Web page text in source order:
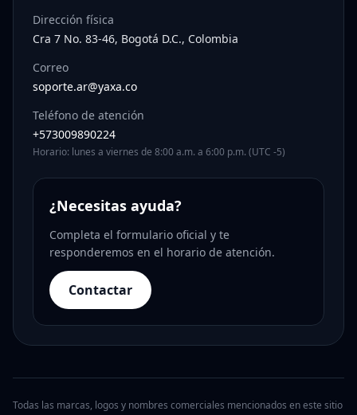
Dirección física
Cra 7 No. 83-46, Bogotá D.C., Colombia
Correo
soporte.ar@yaxa.co
Teléfono de atención
+573009890224
Horario: lunes a viernes de 8:00 a.m. a 6:00 p.m. (UTC -5)
¿Necesitas ayuda?
Completa el formulario oficial y te
responderemos en el horario de atención.
Contactar
Todas las marcas, logos y nombres comerciales mencionados en este sitio